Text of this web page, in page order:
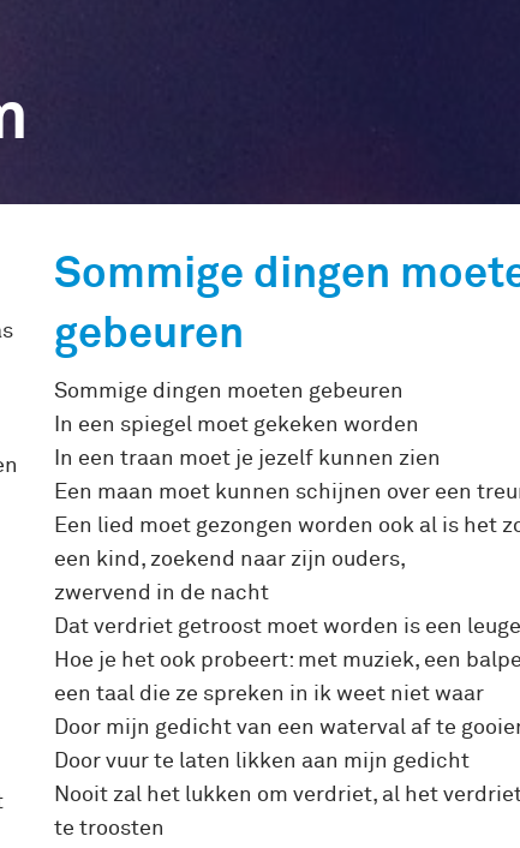
Sommige dingen
gebeuren
Sommige dingen moeten gebeuren
In een spiegel moet gekeken worden
In een traan moet je jezelf kunnen zien
Een maan moet kunnen schijnen over een
Een lied moet gezongen worden ook al is het
een kind, zoekend naar zijn ouders,
zwervend in de nacht
Dat verdriet getroost moet worden is een
Hoe je het ook probeert: met muziek, een
een taal die ze spreken in ik weet niet waar
Door mijn gedicht van een waterval af te
Door vuur te laten likken aan mijn gedicht
Nooit zal het lukken om verdriet, al het
te troosten